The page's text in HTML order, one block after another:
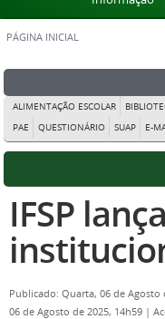
PÁGINA INICIAL
ALIMENTAÇÃO ESCOLAR
PAE
QUESTIONÁRIO SUAP E-
IFSP
Publicado: Quarta, 06 de Agosto
06 de Agosto de 2025, 14h59 |